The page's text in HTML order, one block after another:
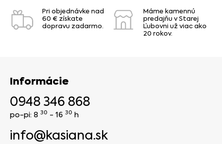
Pri objednávke nad
60 € získate
dopravu zadarmo.
Máme kamennú
predajňu v Starej
Ľubovni už viac ako
20 rokov.
Informácie
0948 346 868
po-pi: 8 30 - 16 30 h
info@kasiana.sk